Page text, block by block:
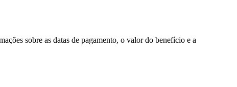
sobre as datas de pagamento, o valor do benefício e a